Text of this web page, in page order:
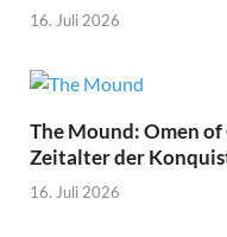
16. Juli 2026
The Mound: Omen
Zeitalter der
16. Juli 2026